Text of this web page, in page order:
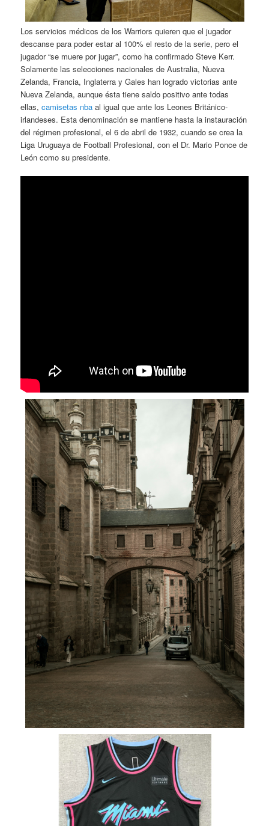
Los servicios médicos de los Warriors quieren que el jugador
descanse para poder estar al 100% el resto de la serie, pero el
jugador “se muere por jugar”, como ha confirmado Steve Kerr.
Solamente las selecciones nacionales de Australia, Nueva
Zelanda, Francia, Inglaterra y Gales han logrado victorias ante
Nueva Zelanda, aunque ésta tiene saldo positivo ante todas
ellas,camisetas nba al igual que ante los Leones Británico-
irlandeses. Esta denominación se mantiene hasta la instauración
del régimen profesional, el 6 de abril de 1932, cuando se crea la
Liga Uruguaya de Football Profesional, con el Dr. Mario Ponce de
León como su presidente.